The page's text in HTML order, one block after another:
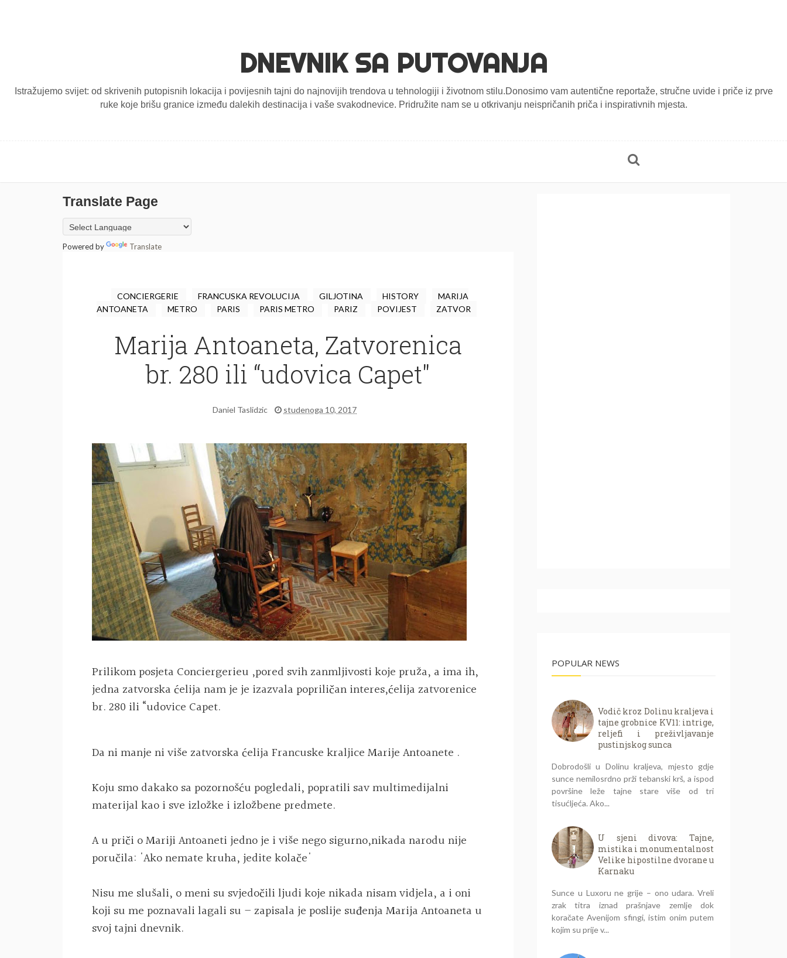
DNEVNIK SA PUTOVANJA
Istražujemo svijet: od skrivenih putopisnih lokacija i povijesnih tajni do najnovijih trendova u tehnologiji i životnom stilu.Donosimo vam autentične reportaže, stručne uvide i priče iz prve
ruke koje brišu granice između dalekih destinacija i vaše svakodnevice. Pridružite nam se u otkrivanju neispričanih priča i inspirativnih mjesta.
Translate Page
Powered by Translate
CONCIERGERIE FRANCUSKA REVOLUCIJA GILJOTINA HISTORY
MARIJA
ANTOANETA
METRO PARIS PARIS METRO PARIZ POVIJEST ZATVOR
Marija Antoaneta, Zatvorenica
br. 280 ili “udovica Capet"
Daniel Taslidzic studenoga 10, 2017
Prilikom posjeta Conciergerieu ,pored svih zanmljivosti koje pruža, a ima ih,
jedna zatvorska ćelija nam je je izazvala popriličan interes,ćelija zatvorenice
br. 280 ili “udovice Capet.
Da ni manje ni više zatvorska ćelija Francuske kraljice Marije Antoanete .
Koju smo dakako sa pozornošću pogledali, popratili sav multimedijalni
materijal kao i sve izložke i izložbene predmete.
A u priči o Mariji Antoaneti jedno je i više nego sigurno,nikada narodu nije
poručila: 'Ako nemate kruha, jedite kolače'
Nisu me slušali, o meni su svjedočili ljudi koje nikada nisam vidjela, a i oni
koji su me poznavali lagali su – zapisala je poslije suđenja Marija Antoaneta u
svoj tajni dnevnik.
POPULAR NEWS
Vodič kroz Dolinu kraljeva i
tajne grobnice KV11: intrige,
reljefi i preživljavanje
pustinjskog sunca
Dobrodošli u Dolinu kraljeva, mjesto gdje
sunce nemilosrdno prži tebanski krš, a ispod
površine leže tajne stare više od tri
tisućljeća. Ako...
U sjeni divova: Tajne,
mistika i monumentalnost
Velike hipostilne dvorane u
Karnaku
Sunce u Luxoru ne grije – ono udara. Vreli
zrak titra iznad prašnjave zemlje dok
koračate Avenijom sfingi, istim onim putem
kojim su prije v...